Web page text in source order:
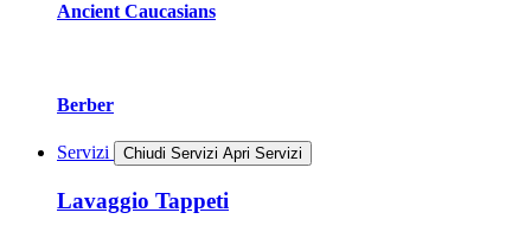
Ancient Caucasians
Berber
Servizi Chiudi Servizi Apri Servizi
Lavaggio Tappeti